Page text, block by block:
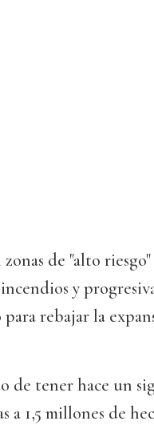
de "alto
y
rebajar la
de tener hace un
a 1,5 millones de